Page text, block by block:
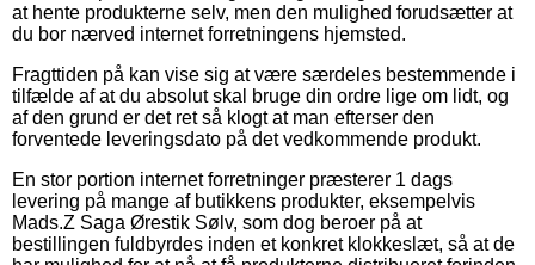
at hente produkterne selv, men den mulighed forudsætter at
du bor nærved internet forretningens hjemsted.
Fragttiden på kan vise sig at være særdeles bestemmende i
tilfælde af at du absolut skal bruge din ordre lige om lidt, og
af den grund er det ret så klogt at man efterser den
forventede leveringsdato på det vedkommende produkt.
En stor portion internet forretninger præsterer 1 dags
levering på mange af butikkens produkter, eksempelvis
Mads.Z Saga Ørestik Sølv, som dog beroer på at
bestillingen fuldbyrdes inden et konkret klokkeslæt, så at de